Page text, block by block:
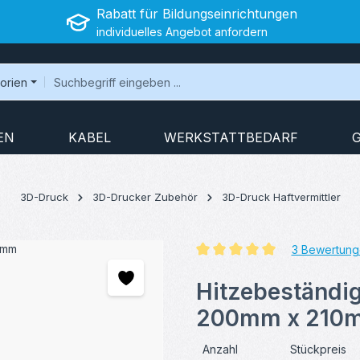
Rabatt für Bildungseinrichtungen
individuelles Angebot anfordern
KABEL WERKSTATTBEDARF
3D-Druck 3D-Drucker Zubehör 3D-Druck Haftvermittler
3
200mm x
Anzahl Stückpreis